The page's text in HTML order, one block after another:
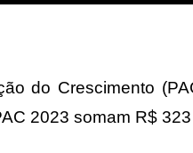
do Crescimento
2023 somam R$